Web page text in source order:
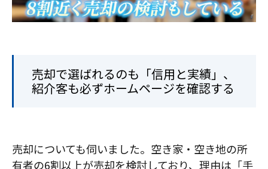
売却で選ばれるのも「信用と実績」、
紹介客も必ずホームページを確認する
売却についても伺いました。空き家・空き地の所
有者の6割以上が売却を検討しており、理由は「手